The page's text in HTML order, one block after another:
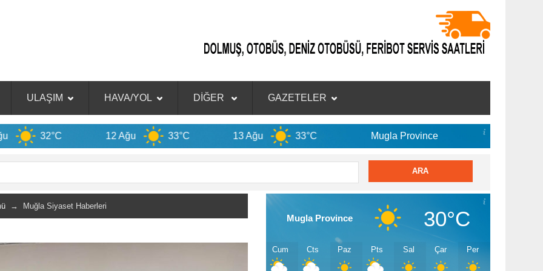
ULAŞIM HAVA/YOL DİĞER GAZETELER
12 Ağu 33°C 13 Ağu 33°C Mugla Province 7 Ağu
→ Muğla Siyaset Haberleri
Mugla Province 30°C
Cum Cts Paz Pts Sal Çar Per